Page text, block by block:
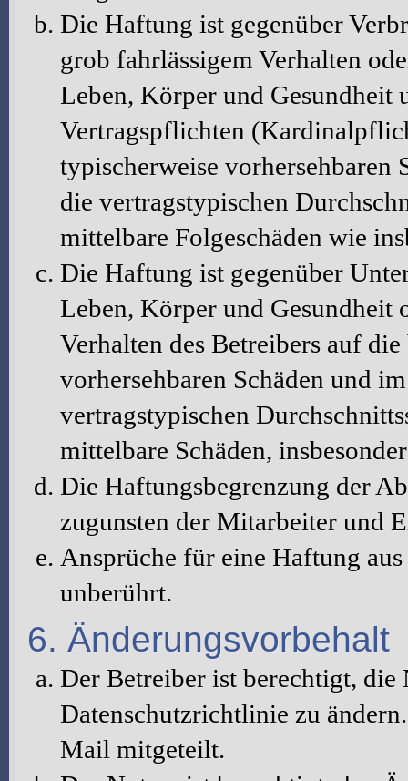
Die Haftung ist gegenüber
grob fahrlässigem Verhalten
Leben, Körper und Gesundheit
Vertragspflichten
typischerweise vorhersehbaren
die vertragstypischen
mittelbare Folgeschäden wie
Die Haftung ist gegenüber
Leben, Körper und Gesundheit
Verhalten des Betreibers auf
vorhersehbaren Schäden und
vertragstypischen
mittelbare Schäden,
Die Haftungsbegrenzung der
zugunsten der Mitarbeiter und
Ansprüche für eine Haftung
unberührt.
6. Änderungsvorbehalt
Der Betreiber ist berechtigt,
Datenschutzrichtlinie zu
Mail mitgeteilt.